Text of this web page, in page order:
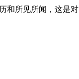
和所见所闻，这是